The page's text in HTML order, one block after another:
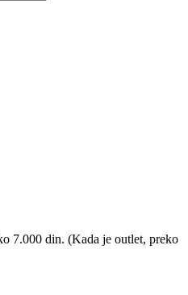
7.000 din. (Kada je outlet, preko